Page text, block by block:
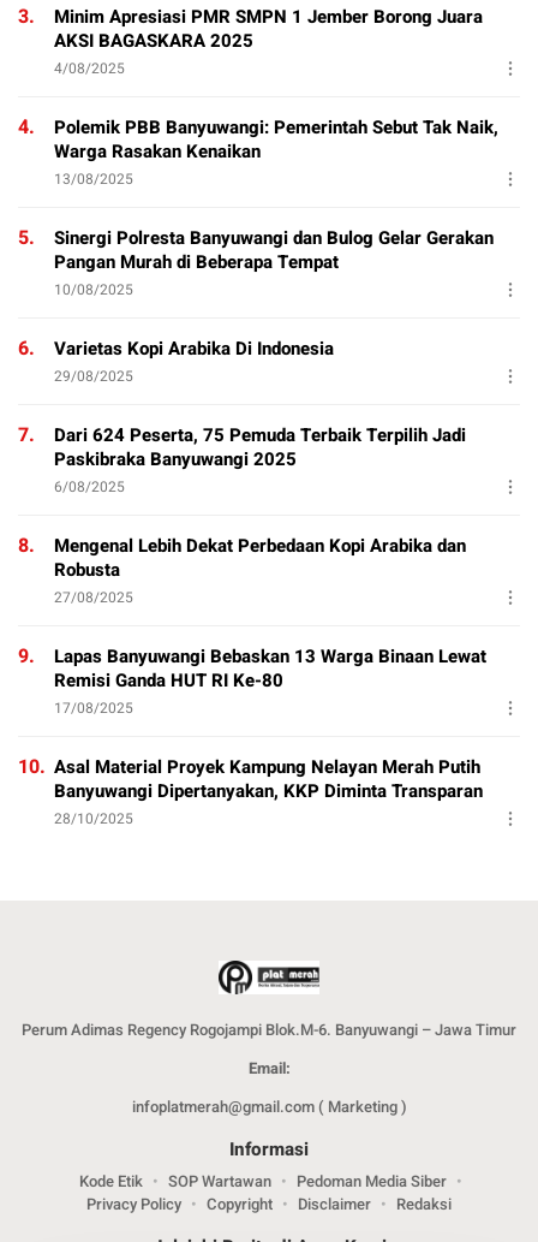
3.
Minim Apresiasi PMR SMPN 1 Jember Borong Juara
AKSI BAGASKARA 2025
4/08/2025
4.
Polemik PBB Banyuwangi: Pemerintah Sebut Tak Naik,
Warga Rasakan Kenaikan
13/08/2025
5.
Sinergi Polresta Banyuwangi dan Bulog Gelar Gerakan
Pangan Murah di Beberapa Tempat
10/08/2025
6. Varietas Kopi Arabika Di Indonesia
29/08/2025
7.
Dari 624 Peserta, 75 Pemuda Terbaik Terpilih Jadi
Paskibraka Banyuwangi 2025
6/08/2025
8.
Mengenal Lebih Dekat Perbedaan Kopi Arabika dan
Robusta
27/08/2025
9.
Lapas Banyuwangi Bebaskan 13 Warga Binaan Lewat
Remisi Ganda HUT RI Ke-80
17/08/2025
10. Asal Material Proyek Kampung Nelayan Merah Putih
Banyuwangi Dipertanyakan, KKP Diminta Transparan
28/10/2025
Perum Adimas Regency Rogojampi Blok.M-6. Banyuwangi – Jawa Timur
Email:
infoplatmerah@gmail.com ( Marketing )
Informasi
Kode Etik SOP Wartawan
Pedoman Media Siber
Privacy Policy
Copyright Disclaimer Redaksi